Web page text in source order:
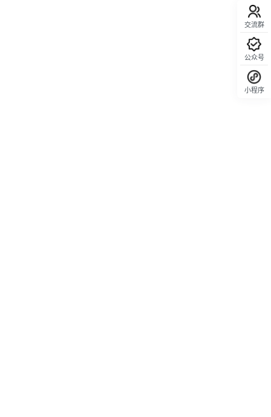
交流群
公众号
小程序